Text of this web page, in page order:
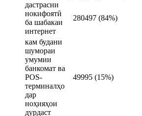
дастрасии
нокифоятӣ
ба шабакаи
интернет
280497 (84%)
кам будани
шумораи
умумии
банкомат ва
POS-
терминалҳо
дар
ноҳияҳои
дурдаст
49995 (15%)